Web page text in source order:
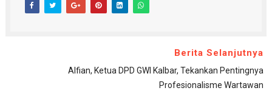
Berita Selanjutnya
Alfian, Ketua DPD GWI Kalbar, Tekankan Pentingnya
Profesionalisme Wartawan